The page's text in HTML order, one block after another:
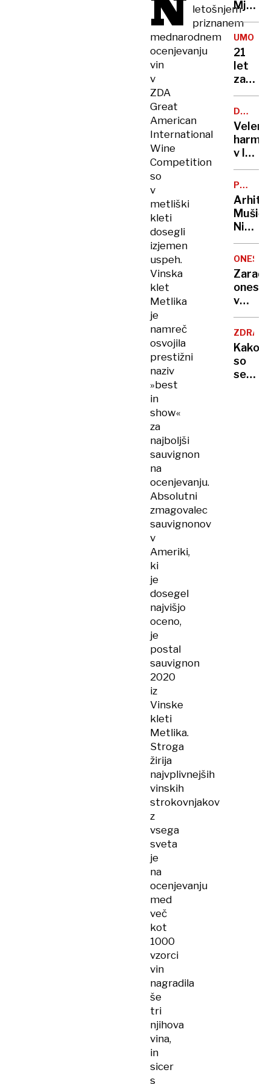
letošnjem
priznanem
mednarodnem
ocenjevanju
vin
v
ZDA
Great
American
International
Wine
Competition
so
v
metliški
kleti
dosegli
izjemen
uspeh.
Vinska
klet
Metlika
je
namreč
osvojila
prestižni
naziv
»best
in
show«
za
najboljši
sauvignon
na
ocenjevanju.
Absolutni
zmagovalec
sauvignonov
v
Ameriki,
ki
je
dosegel
najvišjo
oceno,
je
postal
sauvignon
2020
iz
Vinske
kleti
Metlika.
Stroga
žirija
najvplivnejših
vinskih
strokovnjakov
z
vsega
sveta
je
na
ocenjevanju
med
več
kot
1000
vzorci
vin
nagradila
še
tri
njihova
vina,
in
sicer
s
že
več
kot
1000
žrtev
UMOR
21
let
Bančni
s
pasom
zadavil
ženo
v lov
na
nov
rekord
CENTER
Mušič:
Nikoli
nisem
da je
to v
moji
sploh
Zaradi
v
delu
voda
Kako
so
se